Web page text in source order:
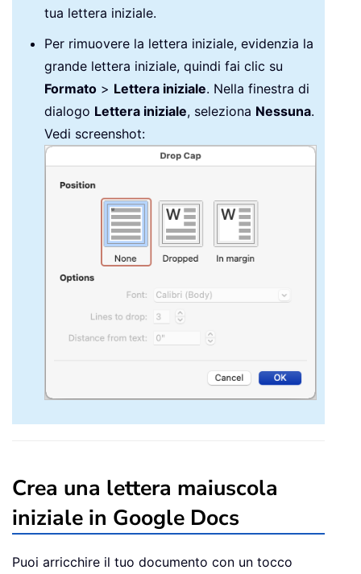
tua lettera iniziale.
Per rimuovere la lettera iniziale, evidenzia la
grande lettera iniziale, quindi fai clic su
Formato > Lettera iniziale. Nella finestra di
dialogo Lettera iniziale, seleziona Nessuna.
Vedi screenshot:
Crea una lettera maiuscola
iniziale in Google Docs
Puoi arricchire il tuo documento con un tocco